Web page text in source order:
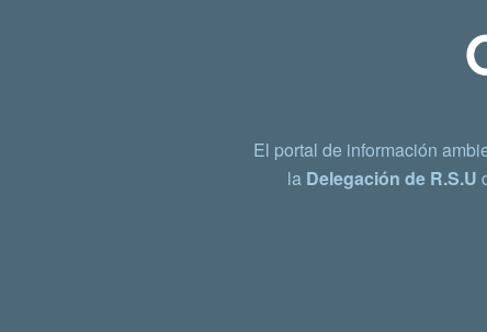
El portal de información
la Delegación de R.S.U